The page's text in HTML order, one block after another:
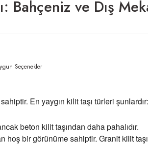
Bahçeniz ve Dış
En yaygın kilit taşı türleri şunlardır:
beton kilit taşından daha pahalıdır.
hoş bir görünüme sahiptir. Granit kilit